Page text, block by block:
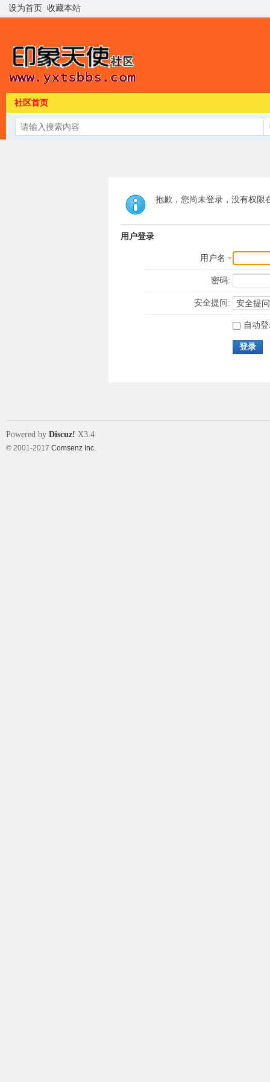
设为首页 收藏本站
社区首页
抱歉，您尚未登录，没有权限
用户登录
用户名
密码:
安全提问:
自动
登录
Powered by Discuz! X3.4
© 2001-2017 Comsenz Inc.